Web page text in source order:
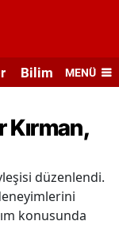
Bilim veMENÜ
Kırman,
düzenlendi.
konusunda